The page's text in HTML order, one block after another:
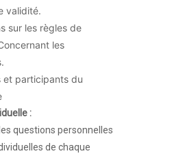
validité.
sur les règles de
les
et participants du
:
questions personnelles
de chaque